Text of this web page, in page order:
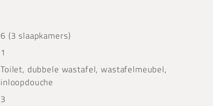
6 (3 slaapkamers)
1
Toilet, dubbele wastafel, wastafelmeubel,
inloopdouche
3